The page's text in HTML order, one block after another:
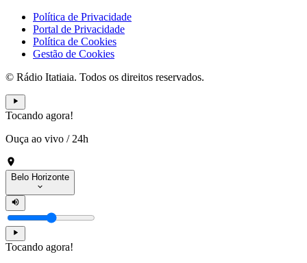
Política de Privacidade
Portal de Privacidade
Política de Cookies
Gestão de Cookies
© Rádio Itatiaia. Todos os direitos reservados.
Tocando agora!
Ouça ao vivo / 24h
Belo Horizonte
Tocando agora!